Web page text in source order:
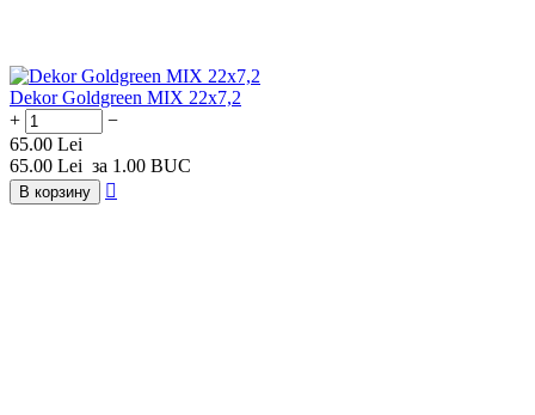
Dekor Goldgreen MIX 22x7,2
+
−
65.00 Lei
65.00 Lei за 1.00 BUC
В корзину 